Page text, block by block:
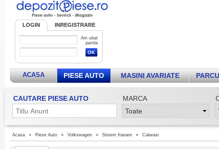
LOGIN INREGISTRARE
Am uitat
parola
ACASA PIESE AUTO MASINI AVARIATE
CAUTARE PIESE AUTO MARCA
Acasa » Piese Auto » Volkswagen » Sistem franare » Calarasi